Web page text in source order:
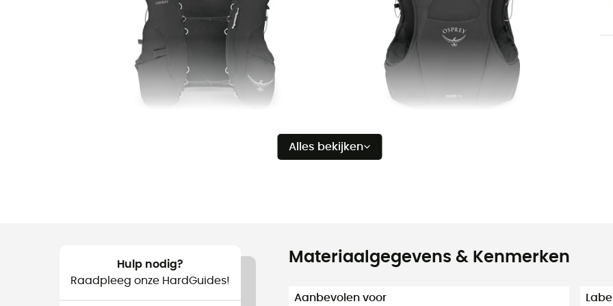
Alles bekijken
Hulp nodig?
Raadpleeg onze HardGuides!
Materiaalgegevens & Kenmerken
Aanbevolen voor